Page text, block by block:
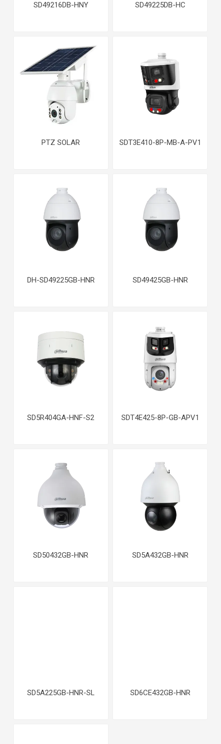
SD49216DB-HNY SD49225DB-HC
PTZ SOLAR SDT3E410-8P-MB-A-PV1
DH-SD49225GB-HNR SD49425GB-HNR
SD5R404GA-HNF-S2 SDT4E425-8P-GB-APV1
SD50432GB-HNR SD5A432GB-HNR
SD5A225GB-HNR-SL SD6CE432GB-HNR